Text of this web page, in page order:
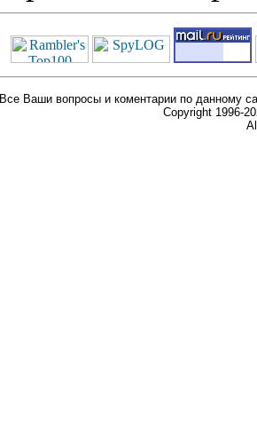
Все Ваши вопросы и коментарии по данному
Copyright 1996-